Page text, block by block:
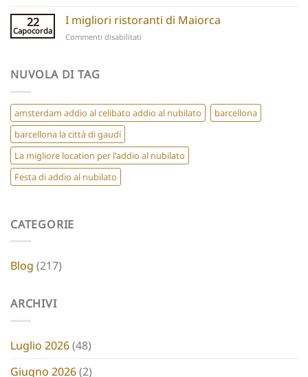
for
Hen
Do
22
Capocorda
I migliori ristoranti di Maiorca
Commenti disabilitati
NUVOLA DI TAG
amsterdam addio al celibato addio al nubilato
barcellona
barcellona la città di gaudí
La migliore location per l'addio al nubilato
Festa di addio al nubilato
CATEGORIE
Blog (217)
ARCHIVI
Luglio 2026(48)
Giugno 2026(2)